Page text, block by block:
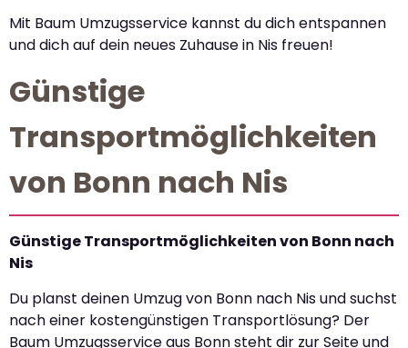
Mit Baum Umzugsservice kannst du dich entspannen
und dich auf dein neues Zuhause in Nis freuen!
Günstige
Transportmöglichkeiten
von Bonn nach Nis
Günstige Transportmöglichkeiten von Bonn nach
Nis
Du planst deinen Umzug von Bonn nach Nis und suchst
nach einer kostengünstigen Transportlösung? Der
Baum Umzugsservice aus Bonn steht dir zur Seite und